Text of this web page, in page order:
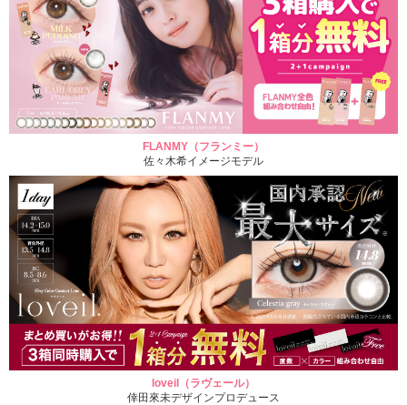
FLANMY（フランミー）
佐々木希イメージモデル
loveil（ラヴェール）
倖田來未デザインプロデュース